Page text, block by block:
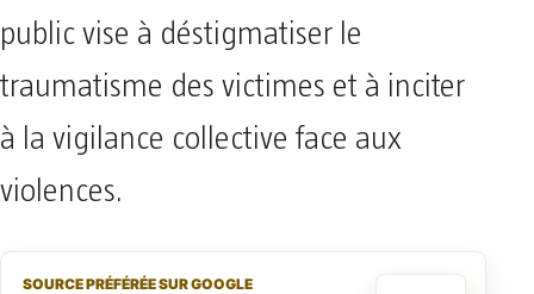
public vise à déstigmatiser le
traumatisme des victimes et à inciter
à la vigilance collective face aux
violences.
SOURCE PRÉFÉRÉE SUR GOOGLE